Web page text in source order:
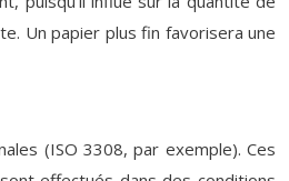
Un papier plus fin favorisera une
(ISO 3308, par exemple). Ces